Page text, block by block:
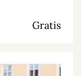
Gratis